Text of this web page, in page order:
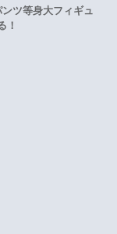
ツ等身大フィギュ
！